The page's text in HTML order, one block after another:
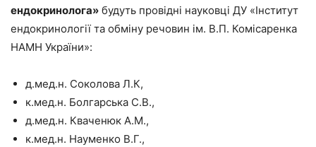
ендокринолога» будуть провідні науковці ДУ «Інститут
ендокринології та обміну речовин ім. В.П. Комісаренка
НАМН України»:
д.мед.н. Соколова Л.К,
к.мед.н. Болгарська С.В.,
д.мед.н. Кваченюк А.М.,
к.мед.н. Науменко В.Г.,